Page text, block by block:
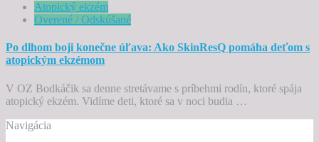
Atopický ekzém
Overené / Odskúšané
Po dlhom boji konečne úľava: Ako SkinResQ pomáha deťom s
atopickým ekzémom
V OZ Bodkáčik sa denne stretávame s príbehmi rodín, ktoré spája
atopický ekzém. Vidíme deti, ktoré sa v noci budia …
Navigácia